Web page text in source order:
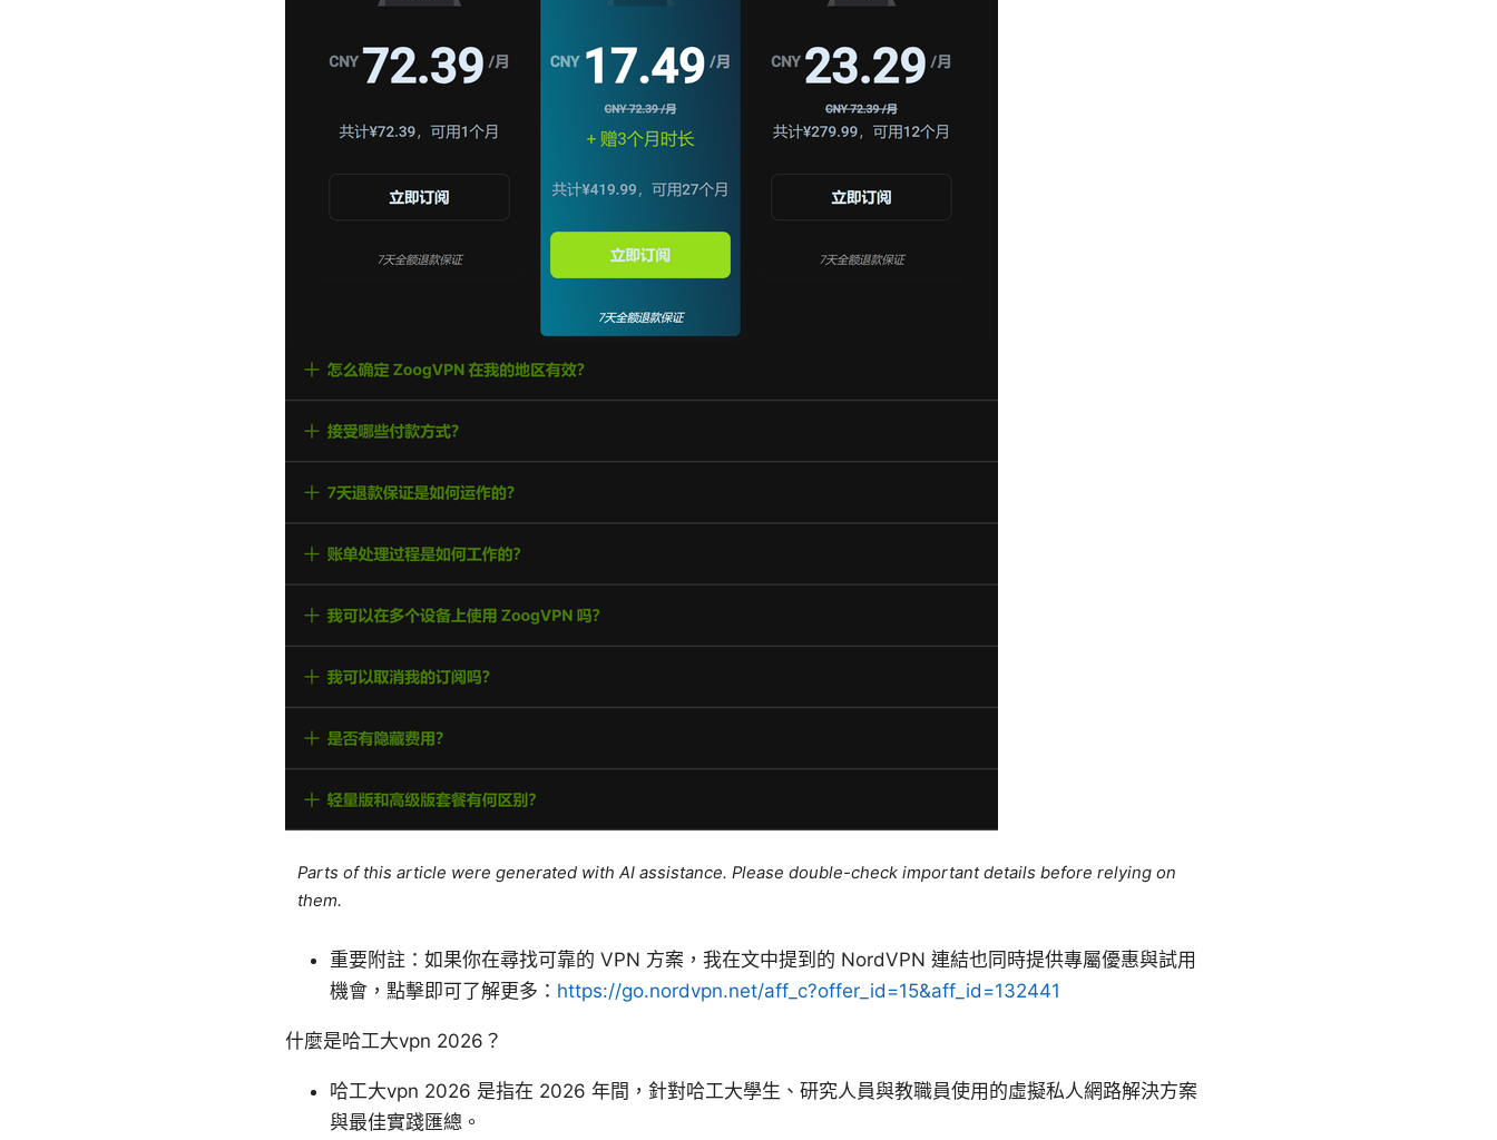
Parts of this article were generated with AI assistance. Please double-check important details before relying on
them.
重要附註：如果你在尋找可靠的 VPN 方案，我在文中提到的 NordVPN 連結也同時提供專屬優惠與試用
機會，點擊即可了解更多： https://go.nordvpn.net/aff_c?offer_id=15&aff_id=132441
什麼是哈工大vpn 2026？
哈工大vpn 2026 是指在 2026 年間，針對哈工大學生、研究人員與教職員使用的虛擬私人網路解決方案
與最佳實踐匯總。